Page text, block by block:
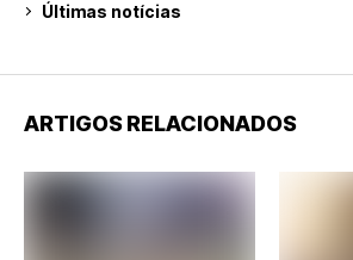
Últimas notícias
ARTIGOS RELACIONADOS